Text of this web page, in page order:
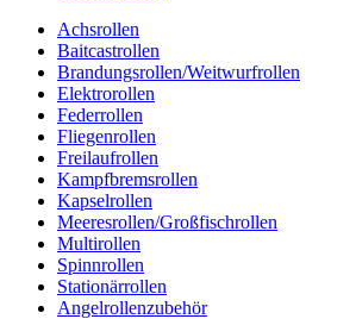
Achsrollen
Baitcastrollen
Brandungsrollen/Weitwurfrollen
Elektrorollen
Federrollen
Fliegenrollen
Freilaufrollen
Kampfbremsrollen
Kapselrollen
Meeresrollen/Großfischrollen
Multirollen
Spinnrollen
Stationärrollen
Angelrollenzubehör